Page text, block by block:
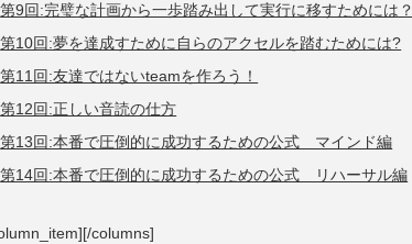
第9回:完璧な計画から一歩踏み出して実行に移すためには？
第10回:夢を達成すために自らのアクセルを踏むためには?
第11回:友達ではないteamを作ろう！
第12回:正しい音読の仕方
第13回:本番で圧倒的に成功するための公式 マインド編
第14回:本番で圧倒的に成功するための公式 リハーサル編
columns]